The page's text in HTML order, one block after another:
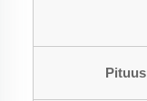
Pituus